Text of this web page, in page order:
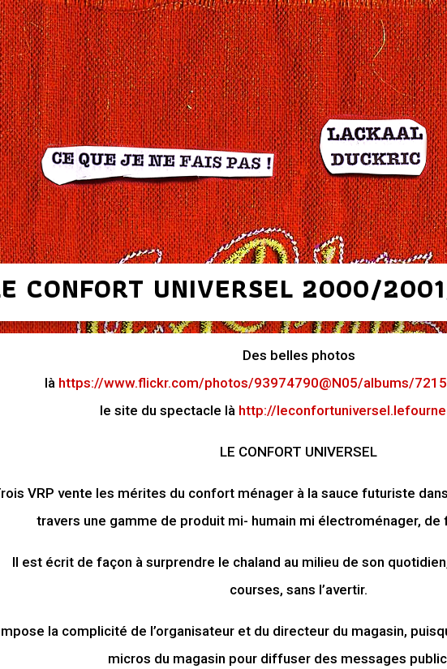
CONFORT UNIVERSEL 2000/
Des belles photos
là https://www.flickr.com/photos/93974790@N05/albums/
le site du spectacle là http://
LE CONFORT UNIVERSEL
VRP vente les mérites du confort ménager à la sauce futuriste
travers une gamme de produit mi- humain mi électroménager,
Il est écrit de façon à surprendre le chaland au milieu de son
courses, sans l’avertir.
la complicité de l’organisateur et du directeur du magasin,
micros du magasin pour diffuser des messages